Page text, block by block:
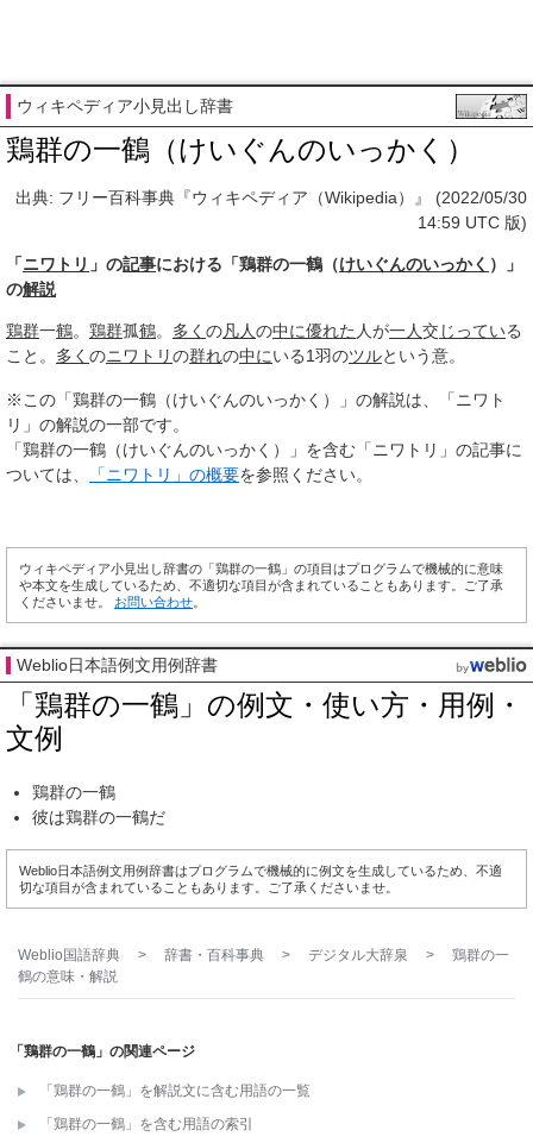
ウィキペディア小見出し辞書
鶏群の一鶴（けいぐんのいっかく）
出典: フリー百科事典『ウィキペディア（Wikipedia）』 (2022/05/30
14:59 UTC 版)
「ニワトリ 」の記事における「鶏群の一鶴（けいぐんのいっかく ）」
の解説
鶏群一鶴。 鶏群孤鶴。 多く の凡人の中に優れた 人が一人交じっている
こと。 多く のニワトリの群れの中にいる1羽のツルという意。
※この「鶏群の一鶴（けいぐんのいっかく）」の解説は、「ニワト
リ」の解説の一部です。
「鶏群の一鶴（けいぐんのいっかく）」を含む「ニワトリ」の記事に
ついては、
「ニワトリ」の概要を参照ください。
ウィキペディア小見出し辞書の「鶏群の一鶴」の項目はプログラムで機械的に意味
や本文を生成しているため、不適切な項目が含まれていることもあります。ご了承
くださいませ。 お問い合わせ
Weblio日本語例文用例辞書
「鶏群の一鶴」の例文・使い方・用例・
文例
鶏群の一鶴
彼は鶏群の一鶴だ
Weblio日本語例文用例辞書はプログラムで機械的に例文を生成しているため、不適
切な項目が含まれていることもあります。ご了承くださいませ。
Weblio国語辞典 > 辞書・百科事典 > デジタル大辞泉 >
鶏群の一
鶴の意味・解説
「鶏群の一鶴」の関連ページ
「鶏群の一鶴」を解説文に含む用語の一覧
「鶏群の一鶴」を含む用語の索引